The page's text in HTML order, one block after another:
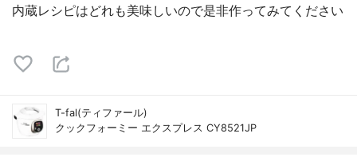
内蔵レシピはどれも美味しいので是非作ってみてください
T-fal(ティファール)
クックフォーミー エクスプレス CY8521JP